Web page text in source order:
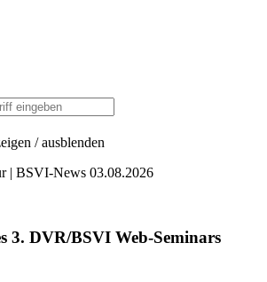
/ ausblenden
| BSVI-News 03.08.2026
3. DVR/BSVI Web-Seminars